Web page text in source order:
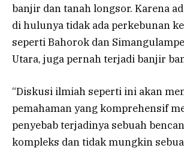
banjir dan tanah longsor. Karena
di hulunya tidak ada perkebunan
seperti Bahorok dan
Utara, juga pernah terjadi banjir
“Diskusi ilmiah seperti ini akan
pemahaman yang komprehensif
penyebab terjadinya sebuah
kompleks dan tidak mungkin